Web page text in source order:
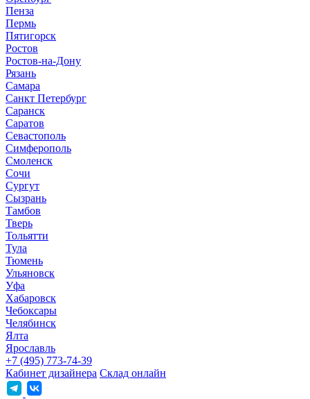
Пенза
Пермь
Пятигорск
Ростов
Ростов-на-Дону
Рязань
Самара
Санкт Петербург
Саранск
Саратов
Севастополь
Симферополь
Смоленск
Сочи
Сургут
Сызрань
Тамбов
Тверь
Тольятти
Тула
Тюмень
Ульяновск
Уфа
Хабаровск
Чебоксары
Челябинск
Ялта
Ярославль
+7 (495) 773-74-39
Кабинет дизайнера Склад онлайн